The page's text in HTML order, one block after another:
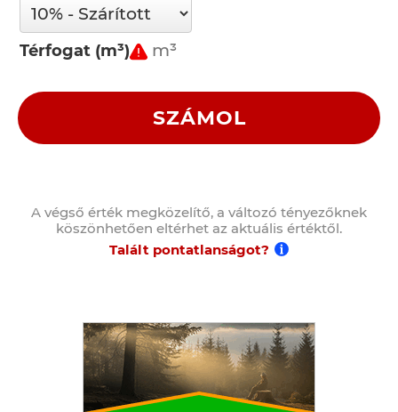
Térfogat (m³)
SZÁMOL
A végső érték megközelítő, a változó tényezőknek
köszönhetően eltérhet az aktuális értéktől.
Talált pontatlanságot?